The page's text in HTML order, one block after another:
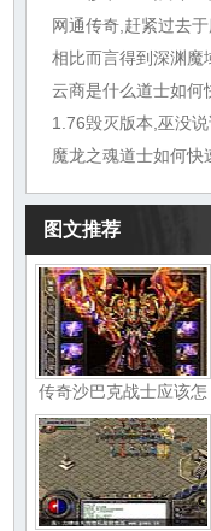
网通传奇,赶紧过去
相比而言得到深渊魔
云商是什么道士如何
魔龙之魂道士如何快
图文推荐
传奇沙巴克战士应该怎